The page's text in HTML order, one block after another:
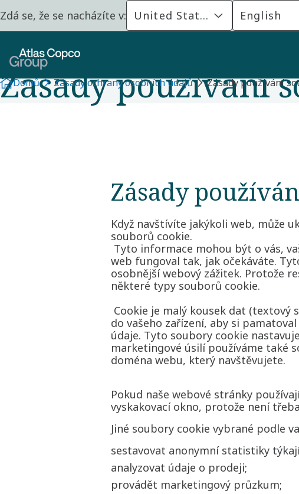
Zdá se, že se nacházíte v: United States English
Domů Zásady ochrany osobních údajů Zásady používání
Zásady používání
Zásady
Když navštívíte jakýkoli web, může
souborů cookie.
Tyto informace mohou být o vás,
web fungoval tak, jak očekáváte.
osobnější webový zážitek. Protože
některé typy souborů cookie.
Cookie je malý kousek dat (textový
do vašeho zařízení, aby si
údaje. Tyto soubory cookie
marketingové úsilí používáme také
doména webu, který navštěvujete.
Pokud naše webové stránky
vyskakovací okno, protože není
Jiné soubory cookie vybrané podle
sestavovat anonymní statistiky
analyzovat údaje o prodeji;
provádět marketingový průzkum;